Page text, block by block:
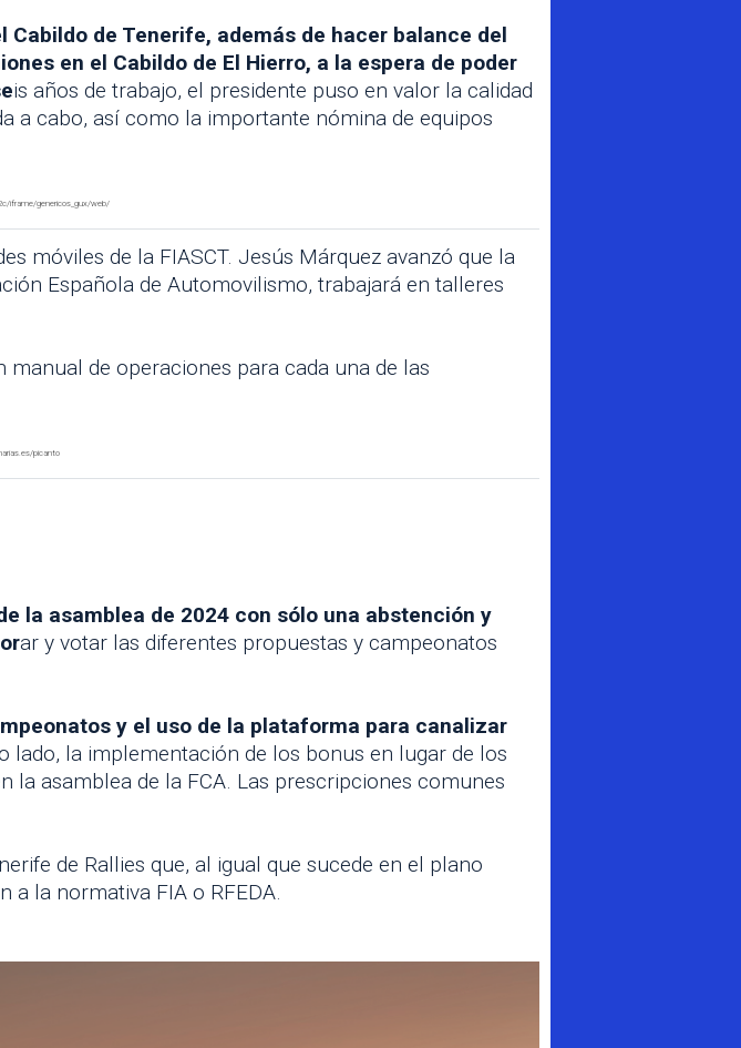
de Tenerife, además de hacer balance del
en el Cabildo de El Hierro, a la espera de poder
is años de trabajo, el presidente puso en valor la calidad
a cabo, así como la importante nómina de equipos
móviles de la FIASCT. Jesús Márquez avanzó que la
Española de Automovilismo, trabajará en talleres
manual de operaciones para cada una de las
la asamblea de 2024 con sólo una abstención y
ar y votar las diferentes propuestas y campeonatos
y el uso de la plataforma para canalizar
lado, la implementación de los bonus en lugar de los
la asamblea de la FCA. Las prescripciones comunes
de Rallies que, al igual que sucede en el plano
a la normativa FIA o RFEDA.